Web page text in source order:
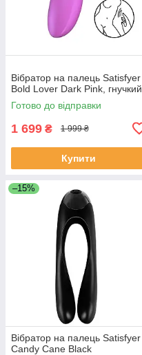
Вібратор на палець Satisfyer
Bold Lover Dark Pink, гнучкий
Готово до відправки
1 699 ₴ 1 999 ₴
Купити
–15%
Вібратор на палець Satisfyer
Candy Cane Black